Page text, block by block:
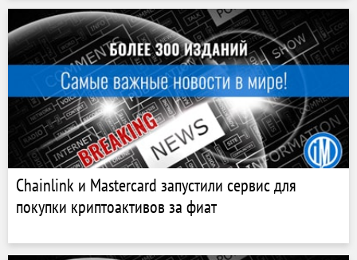
Chainlink и Mastercard запустили сервис для
покупки криптоактивов за фиат